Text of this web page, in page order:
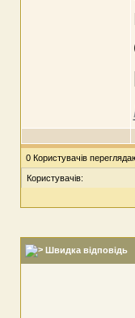
0 Користувачів
Користувачів:
Швидка відповідь